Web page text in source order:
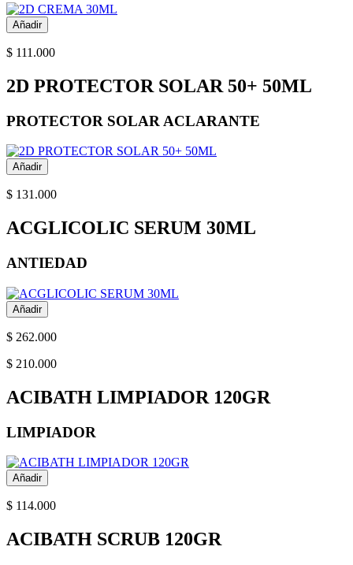
Añadir
$ 111.000
2D PROTECTOR SOLAR 50+ 50ML
PROTECTOR SOLAR ACLARANTE
Añadir
$ 131.000
ACGLICOLIC SERUM 30ML
ANTIEDAD
Añadir
$ 262.000
$ 210.000
ACIBATH LIMPIADOR 120GR
LIMPIADOR
Añadir
$ 114.000
ACIBATH SCRUB 120GR